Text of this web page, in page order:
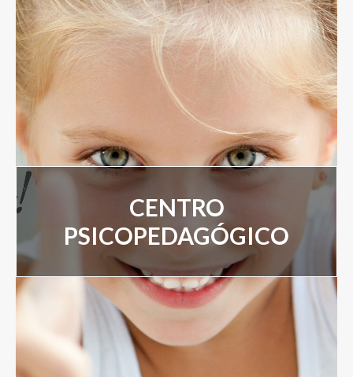
Servicios Psicopedagógicos
Nuestro Equipo
CENTRO
PSICOPEDAGÓGICO